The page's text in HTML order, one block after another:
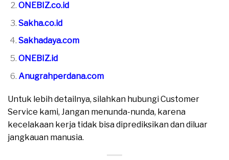
ONEBIZ.co.id
Sakha.co.id
Sakhadaya.com
ONEBIZ.id
Anugrahperdana.com
Untuk lebih detailnya, silahkan hubungi Customer
Service kami, Jangan menunda-nunda, karena
kecelakaan kerja tidak bisa diprediksikan dan diluar
jangkauan manusia.